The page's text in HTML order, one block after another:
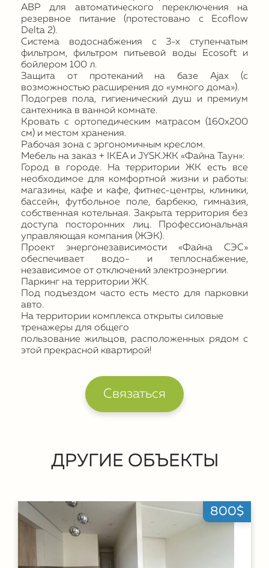
АВР для автоматического переключения на
резервное питание (протестовано с Ecoflow
Delta 2).
Система водоснабжения с 3-х ступенчатым
фильтром, фильтром питьевой воды Ecosoft и
бойлером 100 л.
Защита от протеканий на базе Ajax (с
возможностью расширения до «умного дома»).
Подогрев пола, гигиенический душ и премиум
сантехника в ванной комнате.
Кровать с ортопедическим матрасом (160х200
см) и местом хранения.
Рабочая зона с эргономичным креслом.
Мебель на заказ + IKEA и JYSK.ЖК «Файна Таун»:
Город в городе. На территории ЖК есть все
необходимое для комфортной жизни и работы:
магазины, кафе и кафе, фитнес-центры, клиники,
бассейн, футбольное поле, барбекю, гимназия,
собственная котельная. Закрыта территория без
доступа посторонних лиц. Профессиональная
управляющая компания (ЖЭК).
Проект энергонезависимости «Файна СЭС»
обеспечивает водо- и теплоснабжение,
независимое от отключений электроэнергии.
Паркинг на территории ЖК.
Под подъездом часто есть место для парковки
авто.
На территории комплекса открыты силовые
тренажеры для общего
пользование жильцов, расположенных рядом с
этой прекрасной квартирой!
Связаться
ДРУГИЕ ОБЪЕКТЫ
800$